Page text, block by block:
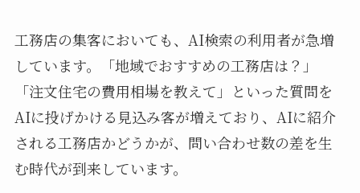
工務店の集客においても、AI検索の利用者が急増
しています。「地域でおすすめの工務店は？」
「注文住宅の費用相場を教えて」といった質問を
AIに投げかける見込み客が増えており、AIに紹介
される工務店かどうかが、問い合わせ数の差を生
む時代が到来しています。